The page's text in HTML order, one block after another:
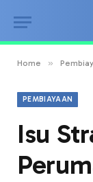
Home »
PEMBIAYAAN
Isu